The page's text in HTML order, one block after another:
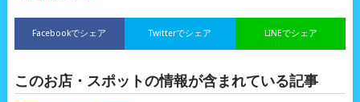
Facebookでシェア LINEでシェア
Twitterでシェア
このお店・スポットの情報が含まれている記事